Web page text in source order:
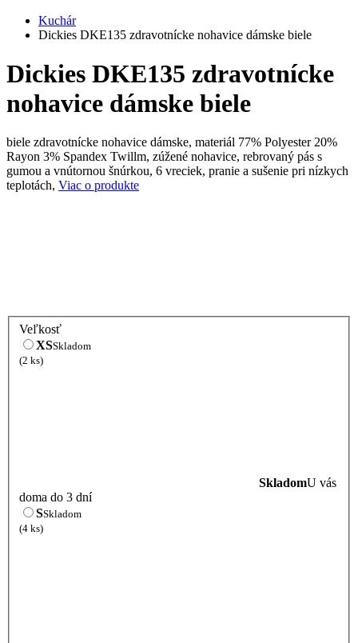
Kuchár
Dickies DKE135 zdravotnícke nohavice dámske biele
Dickies DKE135 zdravotnícke
nohavice dámske biele
biele zdravotnícke nohavice dámske, materiál 77% Polyester 20%
Rayon 3% Spandex Twillm, zúžené nohavice, rebrovaný pás s
gumou a vnútornou šnúrkou, 6 vreciek, pranie a sušenie pri nízkych
teplotách, Viac o produkte
Veľkosť
XSSkladom
(2 ks)
SkladomU vás
doma do 3 dní
SSkladom
(4 ks)